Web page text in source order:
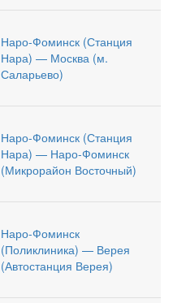
Наро-Фоминск (Станция
Нара) — Москва (м.
Саларьево)
Наро-Фоминск (Станция
Нара) — Наро-Фоминск
(Микрорайон Восточный)
Наро-Фоминск
(Поликлиника) — Верея
(Автостанция Верея)